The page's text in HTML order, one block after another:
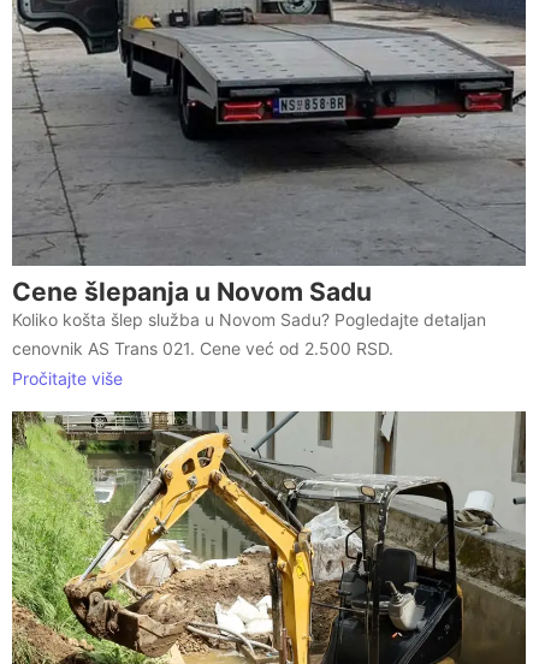
Cene šlepanja u Novom Sadu
Koliko košta šlep služba u Novom Sadu? Pogledajte detaljan
cenovnik AS Trans 021. Cene već od 2.500 RSD.
Pročitajte više